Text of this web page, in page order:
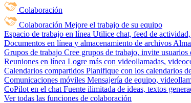
Colaboración
Colaboración Mejore el trabajo de su equipo
Espacio de trabajo en línea Utilice chat, feed de
Documentos en línea y almacenamiento de archivos
Grupos de trabajo Cree grupos de trabajo, invite
Reuniones en línea Logre más con videollamadas,
Calendarios compartidos Planifique con los calendarios
Comunicaciones móviles Mensajería de equipo,
CoPilot en el chat Fuente ilimitada de ideas, textos
Ver todas las funciones de colaboración